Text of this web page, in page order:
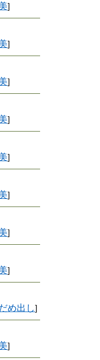
]
]
]
]
]
]
]
]
め出し]
]